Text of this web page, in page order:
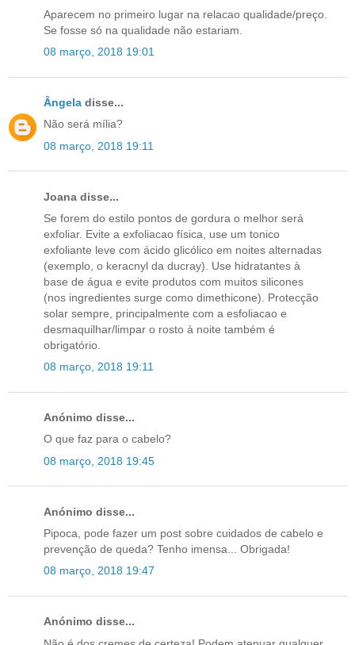
Aparecem no primeiro lugar na relacao qualidade/preço.
Se fosse só na qualidade não estariam.
08 março, 2018 19:01
Ângela disse...
Não será mília?
08 março, 2018 19:11
Joana disse...
Se forem do estilo pontos de gordura o melhor será
exfoliar. Evite a exfoliacao física, use um tonico
exfoliante leve com ácido glicólico em noites alternadas
(exemplo, o keracnyl da ducray). Use hidratantes à
base de água e evite produtos com muitos silicones
(nos ingredientes surge como dimethicone). Protecção
solar sempre, principalmente com a esfoliacao e
desmaquilhar/limpar o rosto à noite também é
obrigatório.
08 março, 2018 19:11
Anónimo disse...
O que faz para o cabelo?
08 março, 2018 19:45
Anónimo disse...
Pipoca, pode fazer um post sobre cuidados de cabelo e
prevenção de queda? Tenho imensa... Obrigada!
08 março, 2018 19:47
Anónimo disse...